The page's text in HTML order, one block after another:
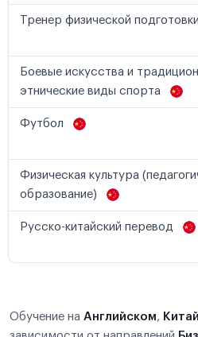
Тренер физической подготовки
Боевые искусства и
этнические виды спорта
Футбол
Физическая культура
образование)
Русско-китайский перевод
Обучение на Английском,